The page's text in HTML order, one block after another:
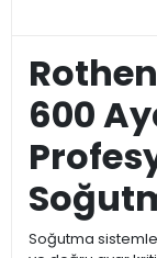
600
Soğutma